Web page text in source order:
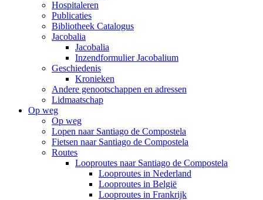
Hospitaleren
Publicaties
Bibliotheek Catalogus
Jacobalia
Jacobalia
Inzendformulier Jacobalium
Geschiedenis
Kronieken
Andere genootschappen en adressen
Lidmaatschap
Op weg
Op weg
Lopen naar Santiago de Compostela
Fietsen naar Santiago de Compostela
Routes
Looproutes naar Santiago de Compostela
Looproutes in Nederland
Looproutes in België
Looproutes in Frankrijk